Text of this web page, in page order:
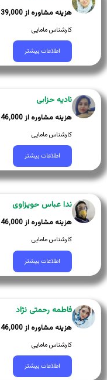
39,000
کارشناس مامایی
اطلاعات بیشتر
نادیه حزابی
46,000
کارشناس مامایی
اطلاعات بیشتر
ندا عباس حویزاوی
46,000
کارشناس مامایی
اطلاعات بیشتر
فاطمه رحمتی نژاد
46,000
کارشناس مامایی
اطلاعات بیشتر